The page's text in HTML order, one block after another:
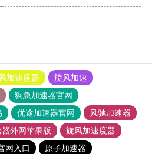
加速度器
旋风加速
狗急加速器官网
优途加速器官网
风驰加速器
外网苹果版
旋风加速度器
网入口
原子加速器